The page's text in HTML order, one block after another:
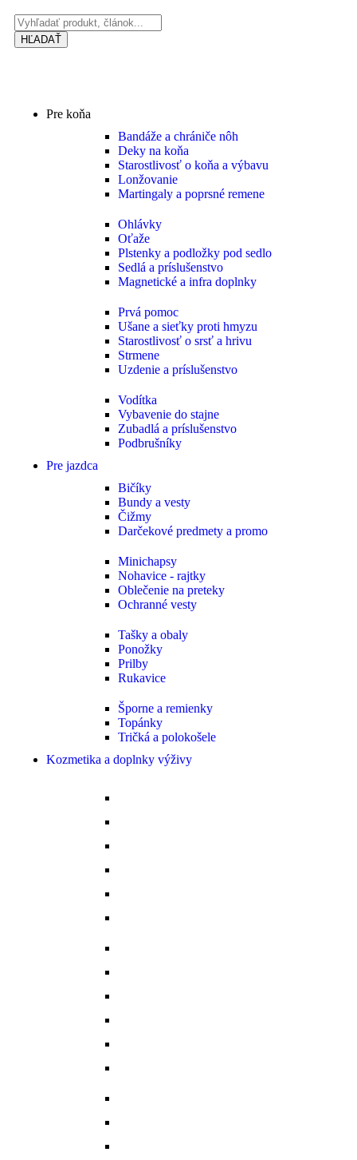
HĽADAŤ
Pre koňa
Bandáže a chrániče nôh
Deky na koňa
Starostlivosť o koňa a výbavu
Lonžovanie
Martingaly a poprsné remene
Ohlávky
Oťaže
Plstenky a podložky pod sedlo
Sedlá a príslušenstvo
Magnetické a infra doplnky
Prvá pomoc
Ušane a sieťky proti hmyzu
Starostlivosť o srsť a hrivu
Strmene
Uzdenie a príslušenstvo
Vodítka
Vybavenie do stajne
Zubadlá a príslušenstvo
Podbrušníky
Pre jazdca
Bičíky
Bundy a vesty
Čižmy
Darčekové predmety a promo
Minichapsy
Nohavice - rajtky
Oblečenie na preteky
Ochranné vesty
Tašky a obaly
Ponožky
Prilby
Rukavice
Šporne a remienky
Topánky
Tričká a polokošele
Kozmetika a doplnky výživy